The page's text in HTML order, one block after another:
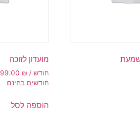
מועדון לזוכה
99.00 ₪
חודשים⁩ בחינם
הוספה לסל